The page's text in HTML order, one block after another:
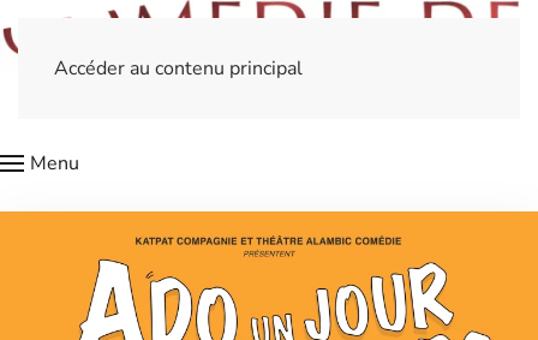
Accéder au contenu principal
Menu